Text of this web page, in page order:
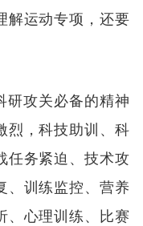
解运动专项，还要
研攻关必备的精神
烈，科技助训、科
任务紧迫、技术攻
、训练监控、营养
、心理训练、比赛